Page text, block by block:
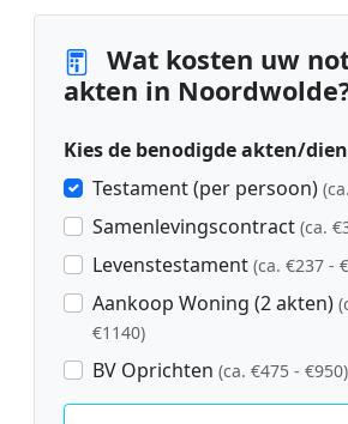
Wat kosten uw
akten in
Kies de benodigde akten/
Testament (per persoon)
Samenlevingscontract (ca.
Levenstestament (ca. €237 -
Aankoop Woning (2 akten)
€1140)
BV Oprichten (ca. €475 - €950)